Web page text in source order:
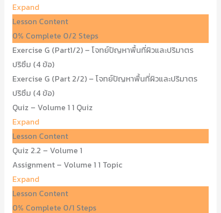
Expand
Lesson Content
0% Complete 0/2 Steps
Exercise G (Part1/2) – โจทย์ปัญหาพื้นที่ผิวและปริมาตร
ปริซึม (4 ข้อ)
Exercise G (Part 2/2) – โจทย์ปัญหาพื้นที่ผิวและปริมาตร
ปริซึม (4 ข้อ)
Quiz – Volume 1 1 Quiz
Expand
Lesson Content
Quiz 2.2 – Volume 1
Assignment – Volume 1 1 Topic
Expand
Lesson Content
0% Complete 0/1 Steps